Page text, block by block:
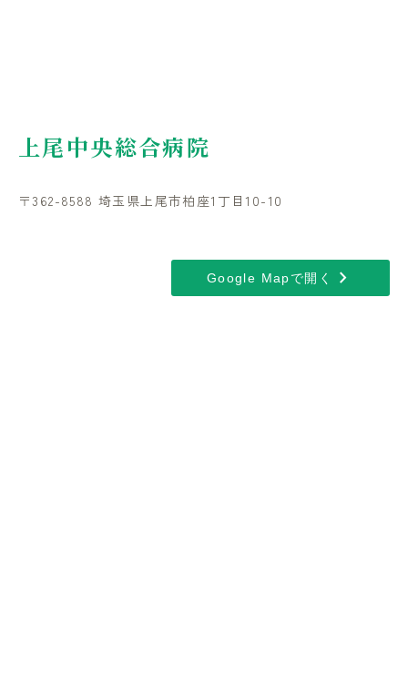
上尾中央総合病院
〒362-8588 埼玉県上尾市柏座1丁目10-10
Google Mapで開く chevron_right